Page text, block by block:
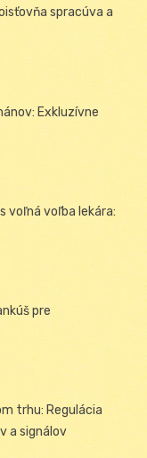
spracúva a
Exkluzívne
voľná voľba lekára:
pre
trhu: Regulácia
a signálov